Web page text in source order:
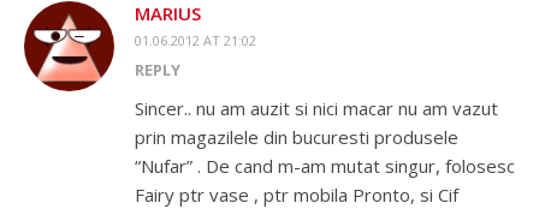
MARIUS
01.06.2012 AT 21:02
REPLY
Sincer.. nu am auzit si nici macar nu am vazut
prin magazilele din bucuresti produsele
“Nufar” . De cand m-am mutat singur, folosesc
Fairy ptr vase , ptr mobila Pronto, si Cif